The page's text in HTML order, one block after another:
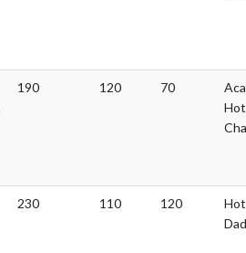
190 120 70
230 110 120